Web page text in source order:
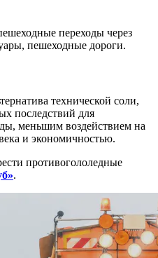
переходы через
пешеходные дороги.
технической соли,
последствий для
меньшим воздействием на
и экономичностью.
противогололедные
.